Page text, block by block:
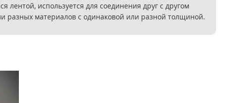
лентой, используется для соединения друг с другом
разных материалов с одинаковой или разной толщиной.